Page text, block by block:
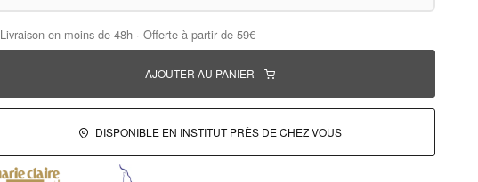
Livraison en moins de 48h · Offerte à partir de 59€
AJOUTER AU PANIER
DISPONIBLE EN INSTITUT PRÈS DE CHEZ VOUS